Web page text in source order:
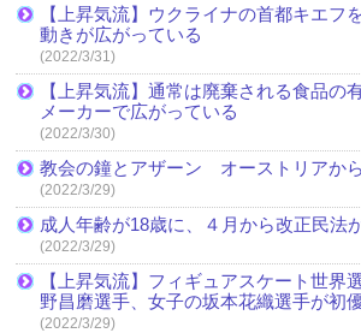
【上昇気流】ウクライナの首都キエフ
動きが広がっている
(2022/3/31)
【上昇気流】通常は廃棄される食品の
メーカーで広がっている
(2022/3/30)
教会の鐘とアザーン オーストリアから
(2022/3/29)
成人年齢が18歳に、４月から改正民法
(2022/3/29)
【上昇気流】フィギュアスケート世界
野昌磨選手、女子の坂本花織選手が初
(2022/3/29)